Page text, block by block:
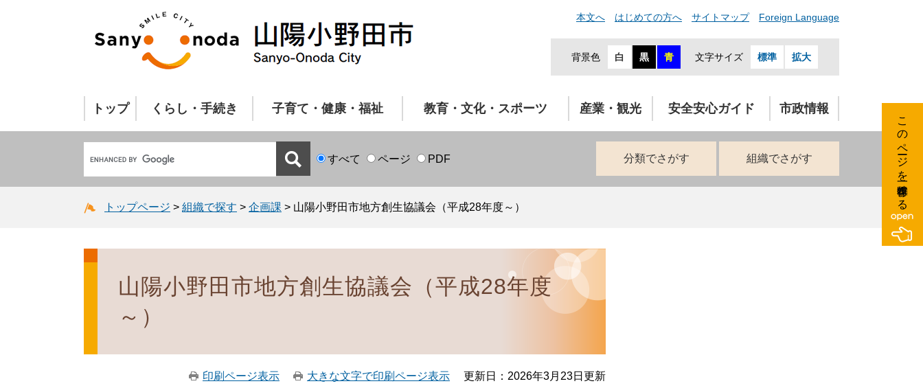
本文へ はじめての方へ サイトマップ Foreign Language
背景色 白 黒 青 文字サイズ 標準 拡大
トップ くらし・手続き 子育て・健康・福祉 教育・文化・スポーツ 産業・観光 安全安心ガイド 市政情報
すべて ページ PDF 分類でさがす 組織でさがす
トップページ > 組織で探す > 企画課 > 山陽小野田市地方創生協議会（平成28年度～）
山陽小野田市地方創生協議会（平成28年度
～）
印刷ページ表示 大きな文字で印刷ページ表示 更新日：2026年3月23日更新
このページを一時保存する